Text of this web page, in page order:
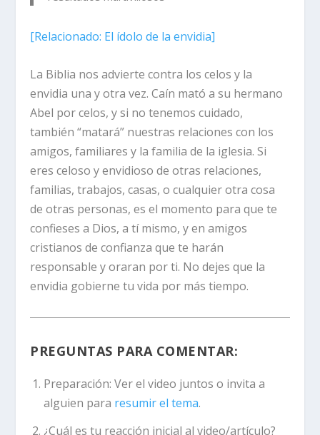
[Relacionado: El ídolo de la envidia]
La Biblia nos advierte contra los celos y la
envidia una y otravez. Caín mató a su hermano
Abel por celos, y si no tenemos cuidado,
también “matará” nuestras relaciones con los
amigos, familiares y la familia de la iglesia. Si
eres celoso y envidioso de otras relaciones,
familias, trabajos, casas, o cualquier otra cosa
de otras personas, es el momento para que te
confieses a Dios, a tí mismo, y en amigos
cristianos de confianza que te harán
responsable y oraran por ti. No dejes que la
envidia gobierne tu vida por más tiempo.
PREGUNTAS PARA COMENTAR:
Preparación: Ver el video juntos o invita a
alguien para resumir el tema.
¿Cuál es tu reacción inicial al video/artículo?